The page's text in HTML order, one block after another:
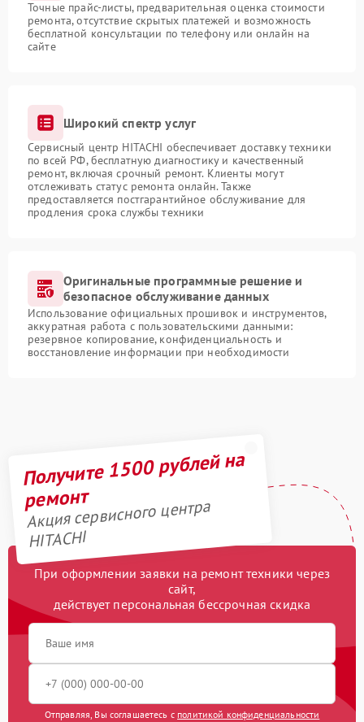
Точные прайс-листы, предварительная оценка стоимости
ремонта, отсутствие скрытых платежей и возможность
бесплатной консультации по телефону или онлайн на
сайте
Широкий спектр услуг
Сервисный центр HITACHI обеспечивает доставку техники
по всей РФ, бесплатную диагностику и качественный
ремонт, включая срочный ремонт. Клиенты могут
отслеживать статус ремонта онлайн. Также
предоставляется постгарантийное обслуживание для
продления срока службы техники
Оригинальные программные решение и
безопасное обслуживание данных
Использование официальных прошивок и инструментов,
аккуратная работа с пользовательскими данными:
резервное копирование, конфиденциальность и
восстановление информации при необходимости
Получите 1500 рублей на
ремонт
Акция сервисного центра
HITACHI
При оформлении заявки на ремонт техники через
сайт,
действует персональная бессрочная скидка
Отправляя, Вы соглашаетесь с политикой конфиденциальности